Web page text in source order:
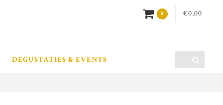
0 €0,00
DEGUSTATIES & EVENTS